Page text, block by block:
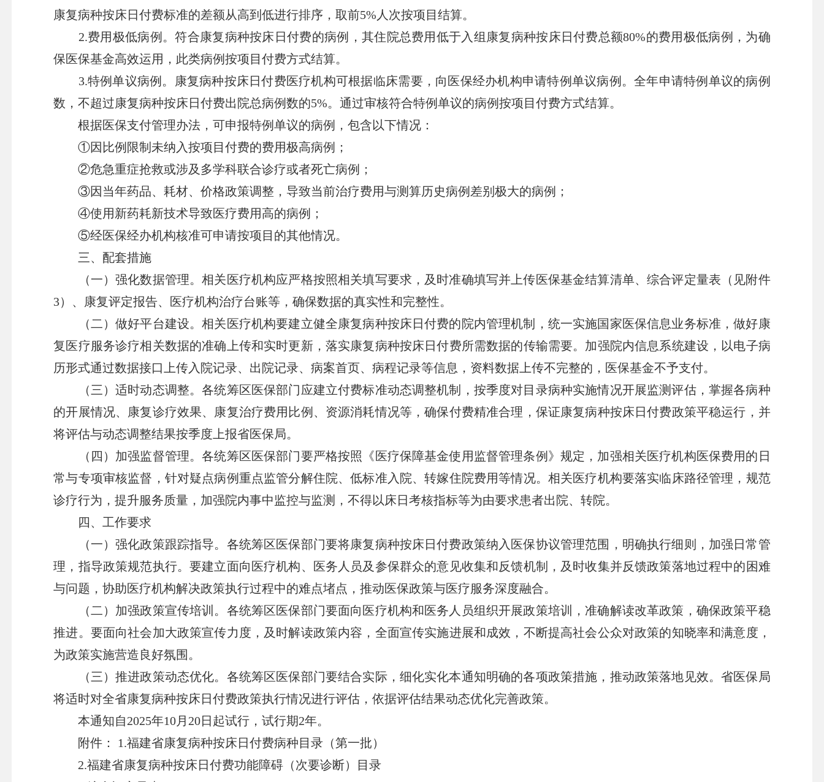
康复病种按床日付费标准的差额从高到低进行排序，取前5%人次按项目结算。
2.费用极低病例。符合康复病种按床日付费的病例，其住院总费用低于入组康复病种按床日付费总额80%的费用极低病例，为确
保医保基金高效运用，此类病例按项目付费方式结算。
3.特例单议病例。康复病种按床日付费医疗机构可根据临床需要，向医保经办机构申请特例单议病例。全年申请特例单议的病例
数，不超过康复病种按床日付费出院总病例数的5%。通过审核符合特例单议的病例按项目付费方式结算。
根据医保支付管理办法，可申报特例单议的病例，包含以下情况：
①因比例限制未纳入按项目付费的费用极高病例；
②危急重症抢救或涉及多学科联合诊疗或者死亡病例；
③因当年药品、耗材、价格政策调整，导致当前治疗费用与测算历史病例差别极大的病例；
④使用新药耗新技术导致医疗费用高的病例；
⑤经医保经办机构核准可申请按项目的其他情况。
三、配套措施
（一）强化数据管理。相关医疗机构应严格按照相关填写要求，及时准确填写并上传医保基金结算清单、综合评定量表（见附件
3）、康复评定报告、医疗机构治疗台账等，确保数据的真实性和完整性。
（二）做好平台建设。相关医疗机构要建立健全康复病种按床日付费的院内管理机制，统一实施国家医保信息业务标准，做好康
复医疗服务诊疗相关数据的准确上传和实时更新，落实康复病种按床日付费所需数据的传输需要。加强院内信息系统建设，以电子病
历形式通过数据接口上传入院记录、出院记录、病案首页、病程记录等信息，资料数据上传不完整的，医保基金不予支付。
（三）适时动态调整。各统筹区医保部门应建立付费标准动态调整机制，按季度对目录病种实施情况开展监测评估，掌握各病种
的开展情况、康复诊疗效果、康复治疗费用比例、资源消耗情况等，确保付费精准合理，保证康复病种按床日付费政策平稳运行，并
将评估与动态调整结果按季度上报省医保局。
（四）加强监督管理。各统筹区医保部门要严格按照《医疗保障基金使用监督管理条例》规定，加强相关医疗机构医保费用的日
常与专项审核监督，针对疑点病例重点监管分解住院、低标准入院、转嫁住院费用等情况。相关医疗机构要落实临床路径管理，规范
诊疗行为，提升服务质量，加强院内事中监控与监测，不得以床日考核指标等为由要求患者出院、转院。
四、工作要求
（一）强化政策跟踪指导。各统筹区医保部门要将康复病种按床日付费政策纳入医保协议管理范围，明确执行细则，加强日常管
理，指导政策规范执行。要建立面向医疗机构、医务人员及参保群众的意见收集和反馈机制，及时收集并反馈政策落地过程中的困难
与问题，协助医疗机构解决政策执行过程中的难点堵点，推动医保政策与医疗服务深度融合。
（二）加强政策宣传培训。各统筹区医保部门要面向医疗机构和医务人员组织开展政策培训，准确解读改革政策，确保政策平稳
推进。要面向社会加大政策宣传力度，及时解读政策内容，全面宣传实施进展和成效，不断提高社会公众对政策的知晓率和满意度，
为政策实施营造良好氛围。
（三）推进政策动态优化。各统筹区医保部门要结合实际，细化实化本通知明确的各项政策措施，推动政策落地见效。省医保局
将适时对全省康复病种按床日付费政策执行情况进行评估，依据评估结果动态优化完善政策。
本通知自2025年10月20日起试行，试行期2年。
附件： 1.福建省康复病种按床日付费病种目录（第一批）
2.福建省康复病种按床日付费功能障碍（次要诊断）目录